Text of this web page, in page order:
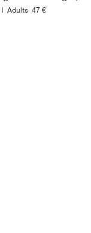
| Adults 47 €